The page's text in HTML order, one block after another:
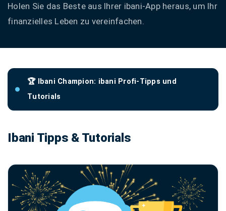
Holen Sie das Beste aus Ihrer ibani-App heraus, um Ihr
finanzielles Leben zu vereinfachen.
🏆 Ibani Champion: ibani Profi-Tipps und
Tutorials
Ibani Tipps & Tutorials